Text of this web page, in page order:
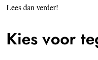
Lees dan verder!
Kies voor